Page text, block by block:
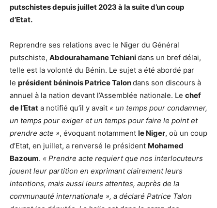
putschistes depuis juillet 2023 à la suite d’un coup
d’Etat.
Reprendre ses relations avec le Niger du Général
putschiste, Abdourahamane Tchianidans un bref délai,
telle est la volonté du Bénin. Le sujet a été abordé par
le président béninois Patrice Talondans son discours à
annuel à la nation devant l’Assemblée nationale. Le chef
de l’Etat a notifié qu’il y avait « un temps pour condamner,
un temps pour exiger et un temps pour faire le point et
prendre acte », évoquant notamment le Niger, où un coup
d’Etat, en juillet, a renversé le président Mohamed
Bazoum. « Prendre acte requiert que nos interlocuteurs
jouent leur partition en exprimant clairement leurs
intentions, mais aussi leurs attentes, auprès de la
communauté internationale », a déclaré Patrice Talon